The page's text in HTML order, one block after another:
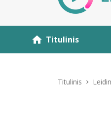
Titulinis
Titulinis